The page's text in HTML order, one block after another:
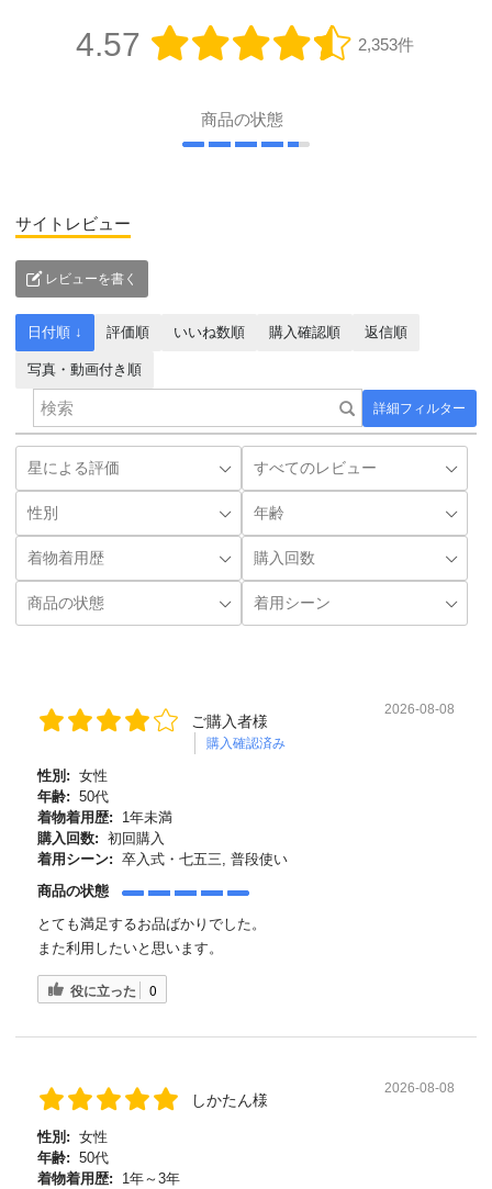
4.57 2,353件
商品の状態
サイトレビュー
レビューを書く
詳細フィルター
日付順 ↓ 評価順 いいね数順 購入確認順 返信順
写真・動画付き順
ご購入者様
購入確認済み
2026-08-08
性別: 女性
年齢: 50代
着物着用歴:
1年未満
購入回数: 初回購入
着用シーン: 卒入式・七五三, 普段使い
商品の状態
とても満足するお品ばかりでした。
また利用したいと思います。
役に立った 0
しかたん様
2026-08-08
性別: 女性
年齢: 50代
着物着用歴:
1年～3年